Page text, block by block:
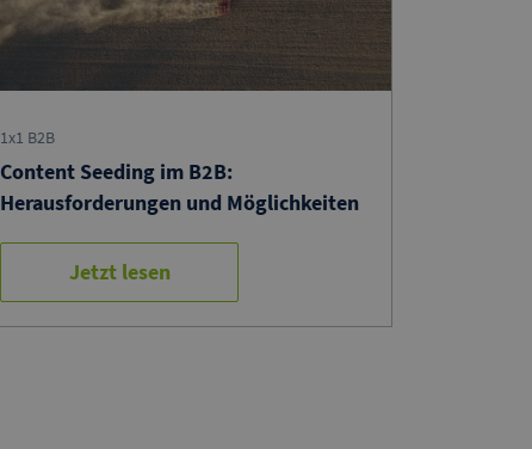
1x1 B2B
Content Seeding im B2B:
Herausforderungen und Möglichkeiten
Jetzt lesen